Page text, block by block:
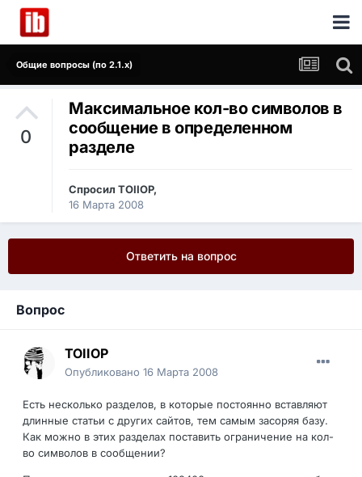
Общие вопросы (по 2.1.x)
0
Максимальное кол-во символов в
сообщение в определенном
разделе
Спросил TOIIOP,
16 Марта 2008
Ответить на вопрос
Вопрос
TOIIOP
Опубликовано 16 Марта 2008
Есть несколько разделов, в которые постоянно вставляют
длинные статьи с других сайтов, тем самым засоряя базу.
Как можно в этих разделах поставить ограничение на кол-
во символов в сообщении?